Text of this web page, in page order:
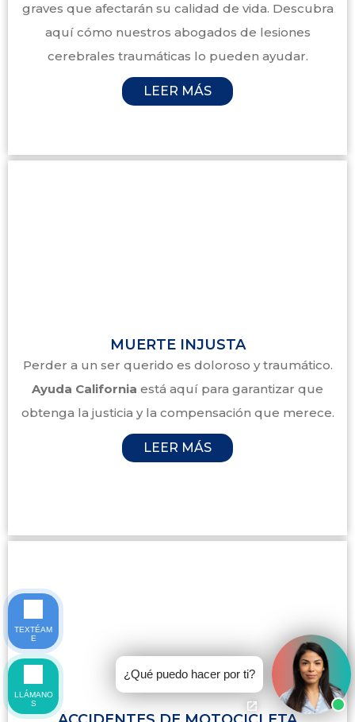
graves que afectarán su calidad de vida. Descubra
aquí cómo nuestros abogados de lesiones
cerebrales traumáticas lo pueden ayudar.
LEER MÁS
MUERTE INJUSTA
Perder a un ser querido es doloroso y traumático.
Ayuda California está aquí para garantizar que
obtenga la justicia y la compensación que merece.
LEER MÁS
¿Qué puedo hacer por ti?
TEXTÉAM
E
LLÁMANO
S